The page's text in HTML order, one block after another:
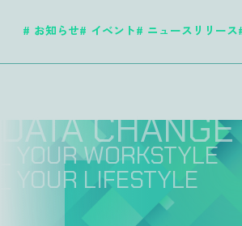
お知らせ イベント ニュースリリース
DATA
_ YOUR WORKSTYL
_ YOUR LIFESTYL